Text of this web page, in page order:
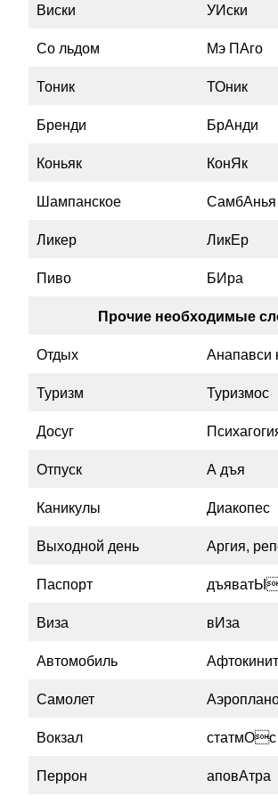
Виски УИски
Со льдом Мэ ПАго
Тоник ТОник
Бренди БрАнди
Коньяк КонЯк
Шампанское СамбАнья
Ликер ЛикЕр
Пиво БИра
Прочие необходимые
Отдых Анапавси
Туризм Туризмос
Досуг
Отпуск А дъя
Каникулы Диакопес
Выходной день Аргия,
Паспорт
Виза вИза
Автомобиль
Самолет
Вокзал статмОс
Перрон аповАтра